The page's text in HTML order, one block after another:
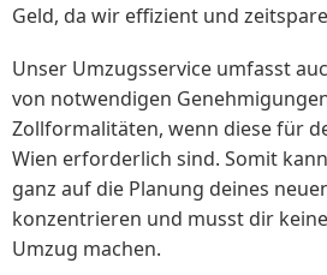
Geld, da wir effizient und
Unser Umzugsservice umfasst
von notwendigen
Zollformalitäten, wenn diese für
Wien erforderlich sind. Somit
ganz auf die Planung deines
konzentrieren und musst dir
Umzug machen.